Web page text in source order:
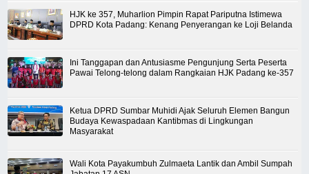
HJK ke 357, Muharlion Pimpin Rapat Pariputna Istimewa
DPRD Kota Padang: Kenang Penyerangan ke Loji Belanda
Ini Tanggapan dan Antusiasme Pengunjung Serta Peserta
Pawai Telong-telong dalam Rangkaian HJK Padang ke-357
Ketua DPRD Sumbar Muhidi Ajak Seluruh Elemen Bangun
Budaya Kewaspadaan Kantibmas di Lingkungan
Masyarakat
Wali Kota Payakumbuh Zulmaeta Lantik dan Ambil Sumpah